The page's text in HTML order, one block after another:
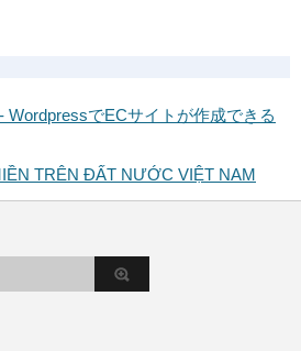
WordpressでECサイトが作成できる
TRÊN ĐẤT NƯỚC VIỆT NAM